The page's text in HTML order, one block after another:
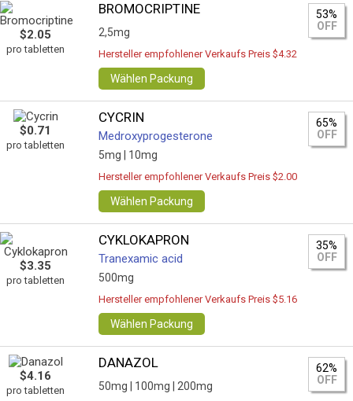
$2.05
pro tabletten
BROMOCRIPTINE
2,5mg
53%
OFF
Hersteller empfohlener Verkaufs Preis $4.32
Wählen Packung
$0.71
pro tabletten
CYCRIN
Medroxyprogesterone
5mg | 10mg
65%
OFF
Hersteller empfohlener Verkaufs Preis $2.00
Wählen Packung
$3.35
pro tabletten
CYKLOKAPRON
Tranexamic acid
500mg
35%
OFF
Hersteller empfohlener Verkaufs Preis $5.16
Wählen Packung
$4.16
pro tabletten
DANAZOL
50mg | 100mg | 200mg
62%
OFF